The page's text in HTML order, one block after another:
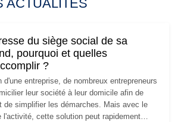
ACTUALITÉS
du siège social de sa
pourquoi et quelles
?
d'une entreprise, de nombreux entrepreneurs
leur société à leur domicile afin de
de simplifier les démarches. Mais avec le
l'activité, cette solution peut rapidement